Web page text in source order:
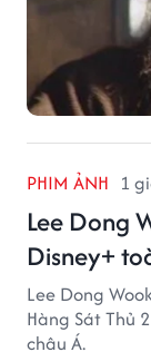
PHIM ẢNH 1
Lee Dong
Disney+
Lee Dong
Hàng Sát Thủ
châu Á.